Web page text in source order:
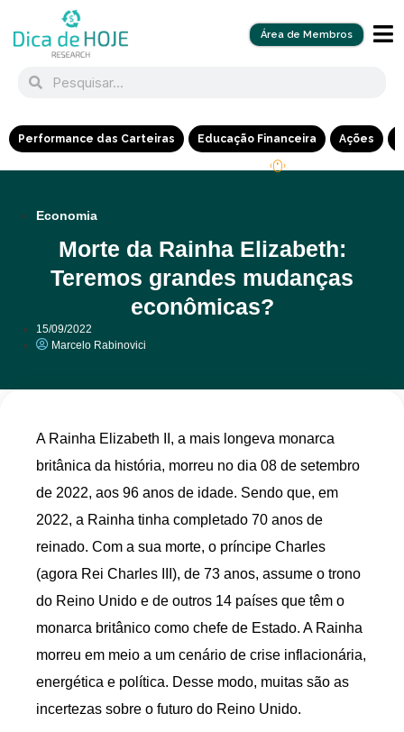
Área de Membros
Performance das Carteiras Educação Financeira Ações
Economia
Morte da Rainha Elizabeth:
Teremos grandes mudanças
econômicas?
15/09/2022
Marcelo Rabinovici
A Rainha Elizabeth II, a mais longeva monarca
britânica da história, morreu no dia 08 de setembro
de 2022, aos 96 anos de idade. Sendo que, em
2022, a Rainha tinha completado 70 anos de
reinado. Com a sua morte, o príncipe Charles
(agora Rei Charles III), de 73 anos, assume o trono
do Reino Unido e de outros 14 países que têm o
monarca britânico como chefe de Estado. A Rainha
morreu em meio a um cenário de crise inflacionária,
energética e política. Desse modo, muitas são as
incertezas sobre o futuro do Reino Unido.